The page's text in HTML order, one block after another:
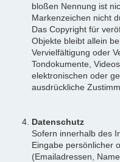
bloßen Nennung ist
Markenzeichen nicht
Das Copyright für
Objekte bleibt allein
Vervielfältigung oder
Tondokumente,
elektronischen oder
ausdrückliche
Datenschutz
Sofern innerhalb des
Eingabe persönlicher
(Emailadressen,